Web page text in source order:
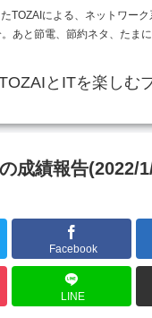
TOZAIによる、ネットワー
あと節電、節約ネタ、たまに
とITを楽しむ
成績報告(2022/
Facebook
LINE